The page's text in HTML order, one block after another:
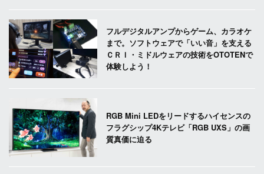
フルデジタルアンプからゲーム、カラオケ
まで。ソフトウェアで「いい音」を支える
ＣＲＩ・ミドルウェアの技術をOTOTENで
体験しよう！
RGB Mini LEDをリードするハイセンスの
フラグシップ4Kテレビ「RGB UXS」の画
質真価に迫る